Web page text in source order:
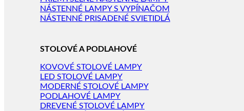
NÁSTENNÉ LAMPY S VYPÍNAČOM
NÁSTENNÉ PRISADENÉ SVIETIDLÁ
STOLOVÉ A PODLAHOVÉ
KOVOVÉ STOLOVÉ LAMPY
LED STOLOVÉ LAMPY
MODERNÉ STOLOVÉ LAMPY
PODLAHOVÉ LAMPY
DREVENÉ STOLOVÉ LAMPY